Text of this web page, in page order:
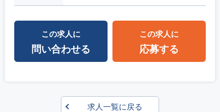
この求人に
問い合わせる
この求人に
応募する
求人一覧に戻る